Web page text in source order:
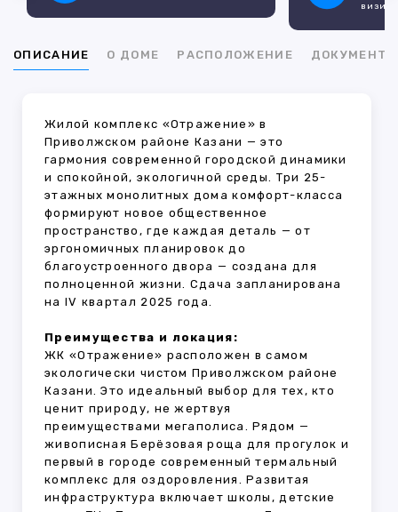
ОПИСАНИЕ О ДОМЕ РАСПОЛОЖЕНИЕ ДОКУМЕНТЫ
Жилой комплекс «Отражение» в
Приволжском районе Казани — это
гармония современной городской динамики
и спокойной, экологичной среды. Три 25-
этажных монолитных дома комфорт-класса
формируют новое общественное
пространство, где каждая деталь — от
эргономичных планировок до
благоустроенного двора — создана для
полноценной жизни. Сдача запланирована
на IV квартал 2025 года.
Преимущества и локация:
ЖК «Отражение» расположен в самом
экологически чистом Приволжском районе
Казани. Это идеальный выбор для тех, кто
ценит природу, не жертвуя
преимуществами мегаполиса. Рядом —
живописная Берёзовая роща для прогулок и
первый в городе современный термальный
комплекс для оздоровления. Развитая
инфраструктура включает школы, детские